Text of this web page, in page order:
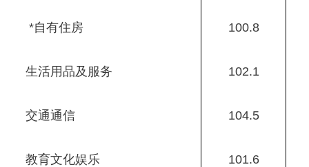
*自有住房 100.8
生活用品及服务 102.1
交通通信 104.5
教育文化娱乐 101.6